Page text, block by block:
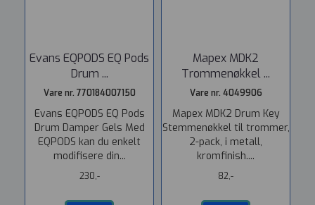
Evans EQPODS EQ Pods
Drum ...
Vare nr. 770184007150
Evans EQPODS EQ Pods
Drum Damper Gels Med
EQPODS kan du enkelt
modifisere din...
230,-
Mapex MDK2
Trommenøkkel ...
Vare nr. 4049906
Mapex MDK2 Drum Key
Stemmenøkkel til trommer,
2-pack, i metall,
kromfinish....
82,-